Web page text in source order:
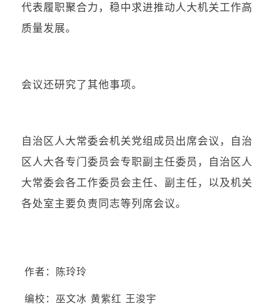
代表履职聚合力，稳中求进推动人大机关工作高
质量发展。
会议还研究了其他事项。
自治区人大常委会机关党组成员出席会议，自治
区人大各专门委员会专职副主任委员，自治区人
大常委会各工作委员会主任、副主任，以及机关
各处室主要负责同志等列席会议。
作者：陈玲玲
编校： 巫文冰 黄紫红 王浚宇